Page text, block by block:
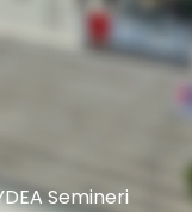
Semineri